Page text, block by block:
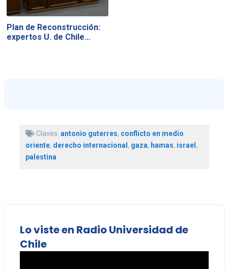
Plan de Reconstrucción:
expertos U. de Chile…
Claves: antonio guterres, conflicto en medio
oriente, derecho internacional, gaza, hamas, israel,
palestina
Lo viste en Radio Universidad de
Chile